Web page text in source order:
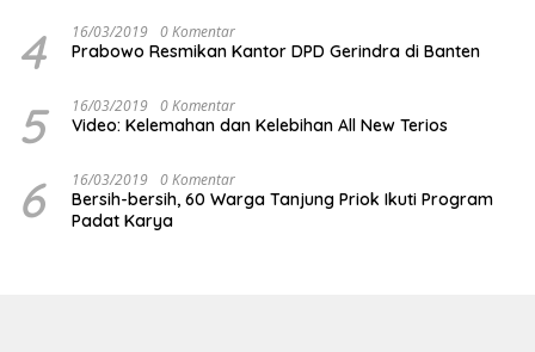
4 16/03/2019 0 Komentar
Prabowo Resmikan Kantor DPD Gerindra di Banten
5 16/03/2019 0 Komentar
Video: Kelemahan dan Kelebihan All New Terios
6 16/03/2019 0 Komentar
Bersih-bersih, 60 Warga Tanjung Priok Ikuti Program
Padat Karya